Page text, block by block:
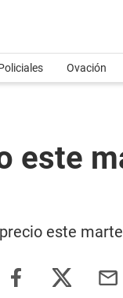
Ovación
este
este